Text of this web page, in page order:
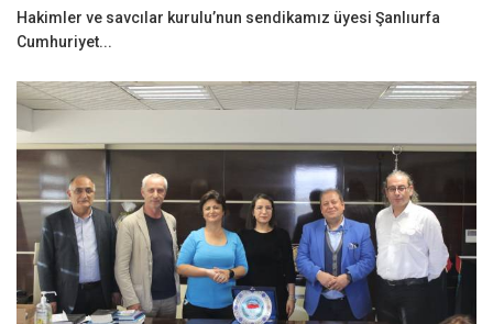
Hakimler ve savcılar kurulu’nun sendikamız üyesi Şanlıurfa
Cumhuriyet...